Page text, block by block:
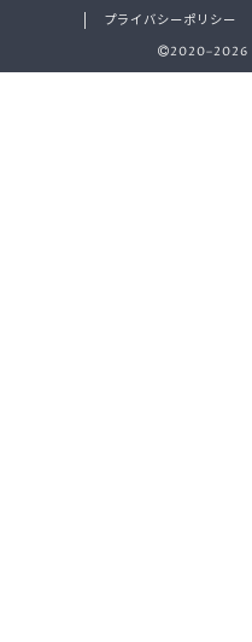
プライバシーポリシー
2020–2026